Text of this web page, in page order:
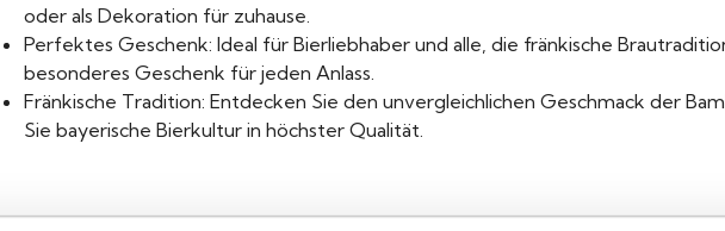
oder als Dekoration für zuhause.
Perfektes Geschenk: Ideal für Bierliebhaber und alle, die fränkische
besonderes Geschenk für jeden Anlass.
Fränkische Tradition: Entdecken Sie den unvergleichlichen Geschmack der
Sie bayerische Bierkultur in höchster Qualität.